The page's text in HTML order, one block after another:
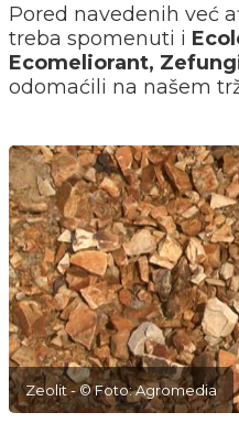
Pored navedenih već
treba spomenuti i
Ecomeliorant,
odomaćili na našem
Zeolit - © Foto: Agromedia